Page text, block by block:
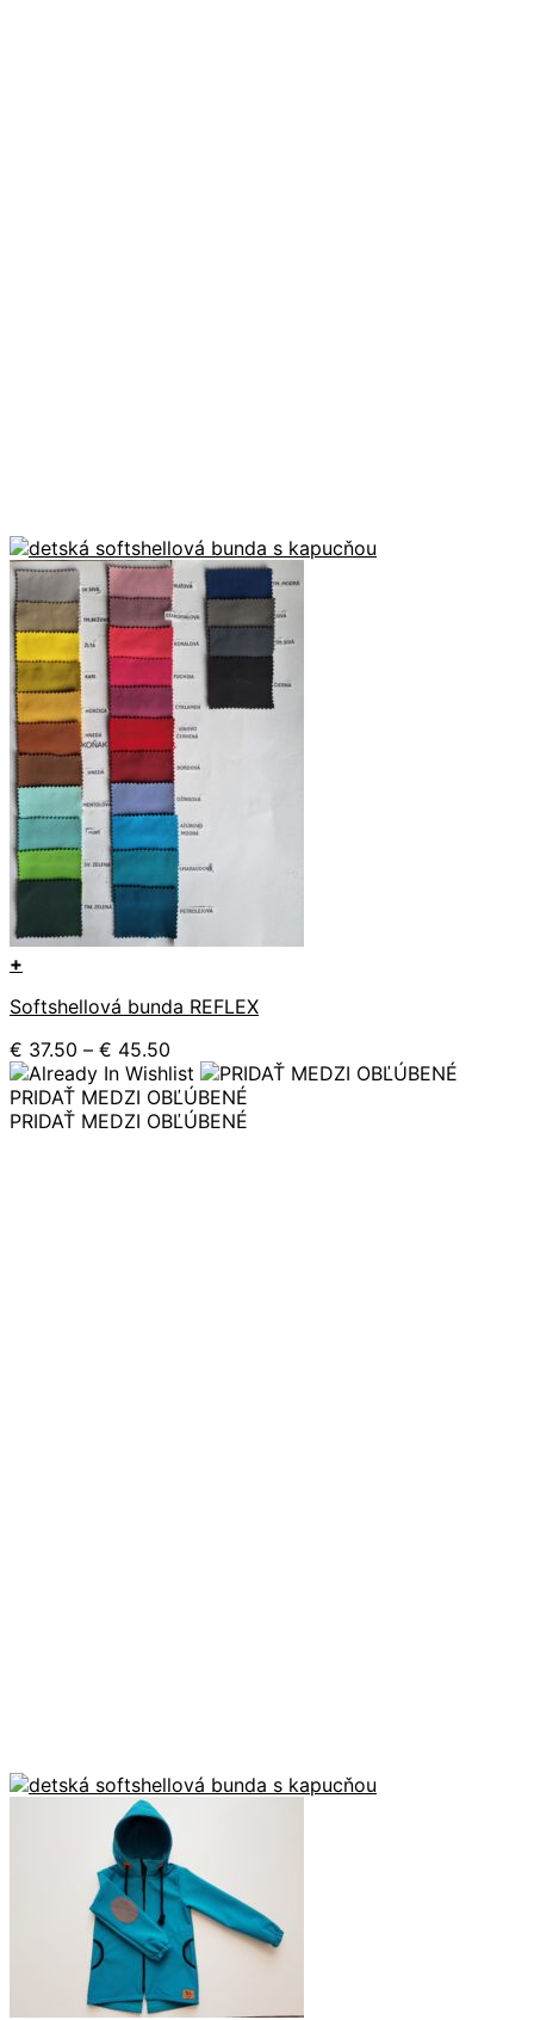
+
produkt
viacero
variantov.
Možnosti
si
Softshellová bunda REFLEX
€ 37.50 – € 45.50
range:
€ 37.50
through
PRIDAŤ MEDZI OBĽÚBENÉ
PRIDAŤ MEDZI OBĽÚBENÉ